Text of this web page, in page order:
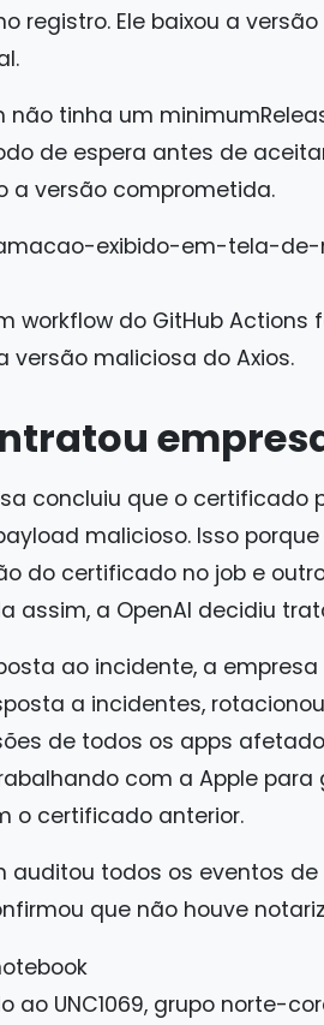
registro. Ele baixou a
não tinha um
de espera antes de
a versão comprometida.
workflow do GitHub Actions
maliciosa do Axios.
concluiu que o certificado
malicioso. Isso
do certificado no job e
assim, a OpenAI decidiu
ao incidente, a
a incidentes,
de todos os apps
com a Apple
o certificado anterior.
auditou todos os eventos
que não houve
ao UNC1069, grupo norte-